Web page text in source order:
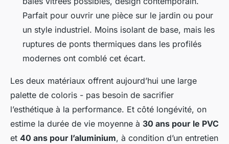
Parfait pour ouvrir une pièce sur le jardin ou pour
un style industriel. Moins isolant de base, mais les
ruptures de ponts thermiques dans les profilés
modernes ont comblé cet écart.
Les deux matériaux offrent aujourd’hui une large
palette de coloris - pas besoin de sacrifier
l’esthétique à la performance. Et côté longévité, on
estime la durée de vie moyenne à 30 ans pour le PVC
et 40 ans pour l’aluminium, à condition d’un entretien